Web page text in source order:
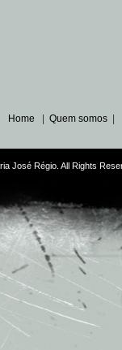
Home Quem somos
José Régio. All Rights